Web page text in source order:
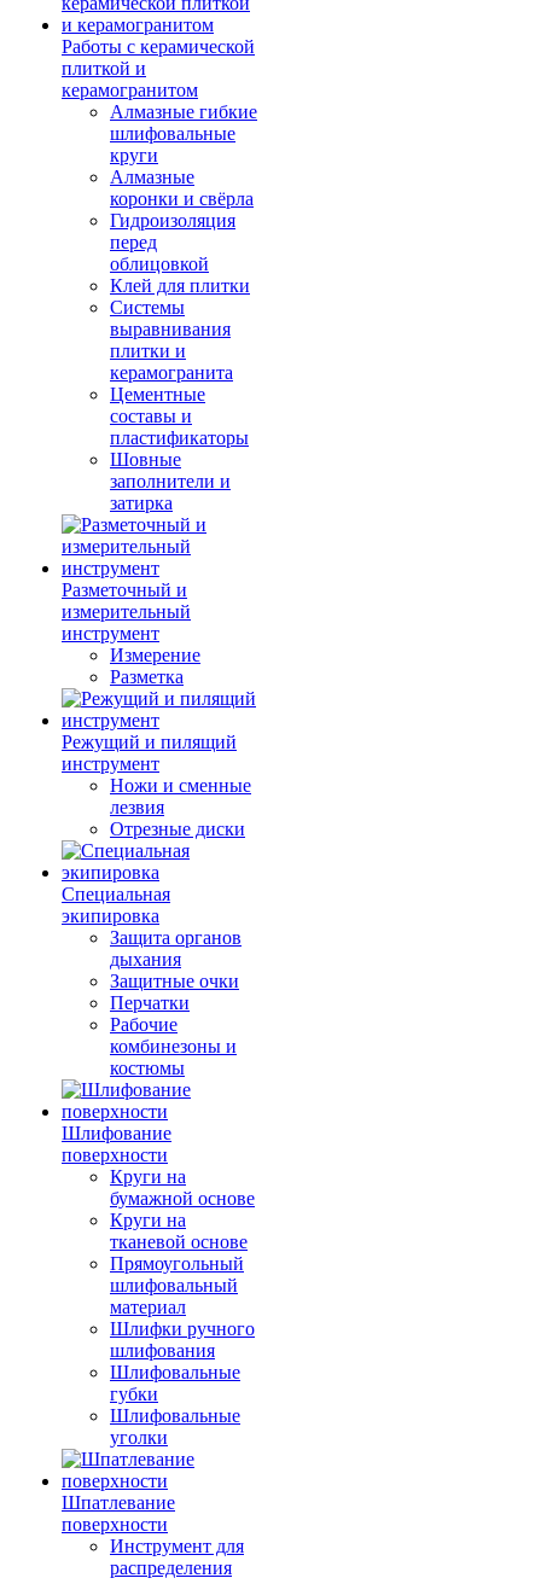
Работы с керамической
плиткой и
керамогранитом
Алмазные гибкие
шлифовальные
круги
Алмазные
коронки и свёрла
Гидроизоляция
перед
облицовкой
Клей для плитки
Системы
выравнивания
плитки и
керамогранита
Цементные
составы и
пластификаторы
Шовные
заполнители и
затирка
Разметочный и
измерительный
инструмент
Измерение
Разметка
Режущий и пилящий
инструмент
Ножи и сменные
лезвия
Отрезные диски
Специальная
экипировка
Защита органов
дыхания
Защитные очки
Перчатки
Рабочие
комбинезоны и
костюмы
Шлифование
поверхности
Круги на
бумажной основе
Круги на
тканевой основе
Прямоугольный
шлифовальный
материал
Шлифки ручного
шлифования
Шлифовальные
губки
Шлифовальные
уголки
Шпатлевание
поверхности
Инструмент для
распределения